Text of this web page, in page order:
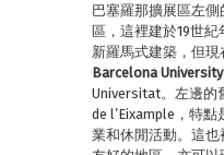
巴塞羅那擴展區左
區，這裡建於19世
新羅馬式建築，但
Barcelona University
Universitat。左邊的
de l’Eixample，特
業和休閒活動。這